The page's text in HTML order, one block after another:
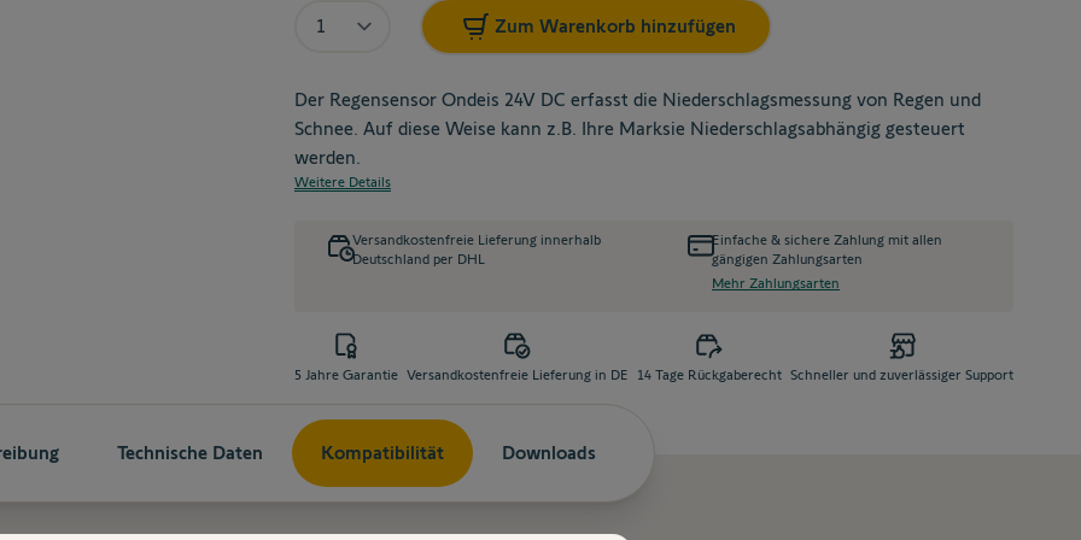
Zum Warenkorb hinzufügen
Der Regensensor Ondeis 24V DC erfasst die Niederschlagsmessung von Regen und
Schnee. Auf diese Weise kann z.B. Ihre Marksie Niederschlagsabhängig gesteuert
werden.
Weitere Details
Versandkostenfreie Lieferung innerhalb
Deutschland per DHL
Einfache & sichere Zahlung mit allen
gängigen Zahlungsarten
Mehr Zahlungsarten
5 Jahre Garantie Versandkostenfreie Lieferung in DE 14 Tage Rückgaberecht Schneller und zuverlässiger Support
Technische Daten Kompatibilität Downloads